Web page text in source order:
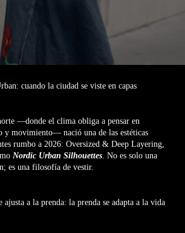
cuando la ciudad se viste en capas
—donde el clima obliga a pensar en
y movimiento— nació una de las estéticas
rumbo a 2026: Oversized & Deep Layering,
Nordic Urban Silhouettes. No es solo una
es una filosofía de vestir.
a la prenda: la prenda se adapta a la vida